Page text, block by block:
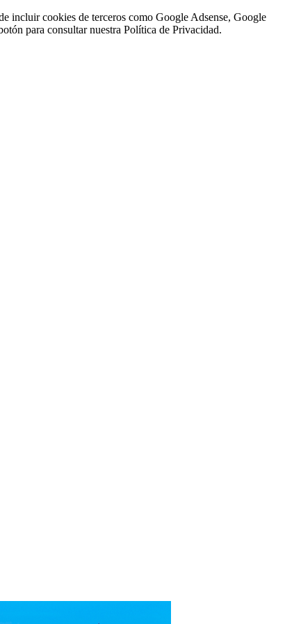
incluir cookies de terceros como Google Adsense, Google
para consultar nuestra Política de Privacidad.